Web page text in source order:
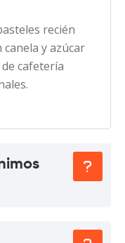
recién
y azúcar
cafetería